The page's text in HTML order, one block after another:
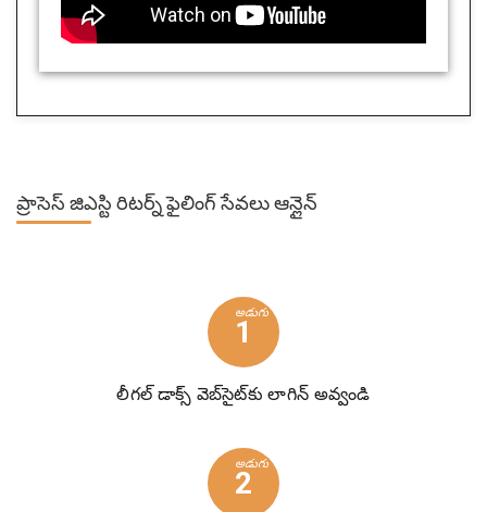
ప్రాసెస్ జిఎస్టి రిటర్న్ ఫైలింగ్ సేవలు ఆన్లైన్
అడుగు
1
లీగల్ డాక్స్ వెబ్‌సైట్‌కు లాగిన్ అవ్వండి
అడుగు
2